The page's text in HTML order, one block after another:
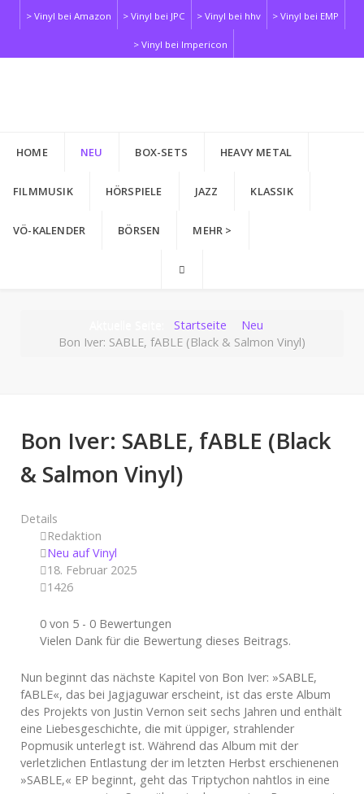
> Vinyl bei Amazon > Vinyl bei JPC > Vinyl bei hhv > Vinyl bei EMP
> Vinyl bei Impericon
HOME NEU BOX-SETS HEAVY METAL
FILMMUSIK HÖRSPIELE JAZZ KLASSIK
VÖ-KALENDER BÖRSEN MEHR >
Startseite
Neu
Bon Iver: SABLE, fABLE (Black & Salmon Vinyl)
Bon Iver: SABLE, fABLE (Black
& Salmon Vinyl)
Details
Redaktion
Neu auf Vinyl
18. Februar 2025
1426
0 von 5 - 0 Bewertungen
Vielen Dank für die Bewertung dieses Beitrags.
Nun beginnt das nächste Kapitel von Bon Iver: »SABLE,
fABLE«, das bei Jagjaguwar erscheint, ist das erste Album
des Projekts von Justin Vernon seit sechs Jahren und enthält
eine Liebesgeschichte, die mit üppiger, strahlender
Popmusik unterlegt ist. Während das Album mit der
verletzlichen Entlastung der im letzten Herbst erschienenen
»SABLE,« EP beginnt, geht das Triptychon nahtlos in eine